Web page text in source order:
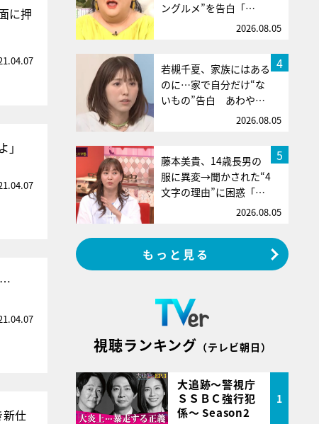
に押
…
新仕
ングルメ”を告白「…
2026.08.05
4
若槻千夏、家族にはある
のに…家で自分だけ“な
いもの”告白 あわや…
2026.08.05
5
藤本美貴、14歳長男の
服に異変→聞かされた“4
文字の理由”に困惑「…
2026.08.05
もっと見る
視聴ランキング （テレビ朝日）
大追跡～警視庁
ＳＳＢＣ強行犯
係～ Season2
1